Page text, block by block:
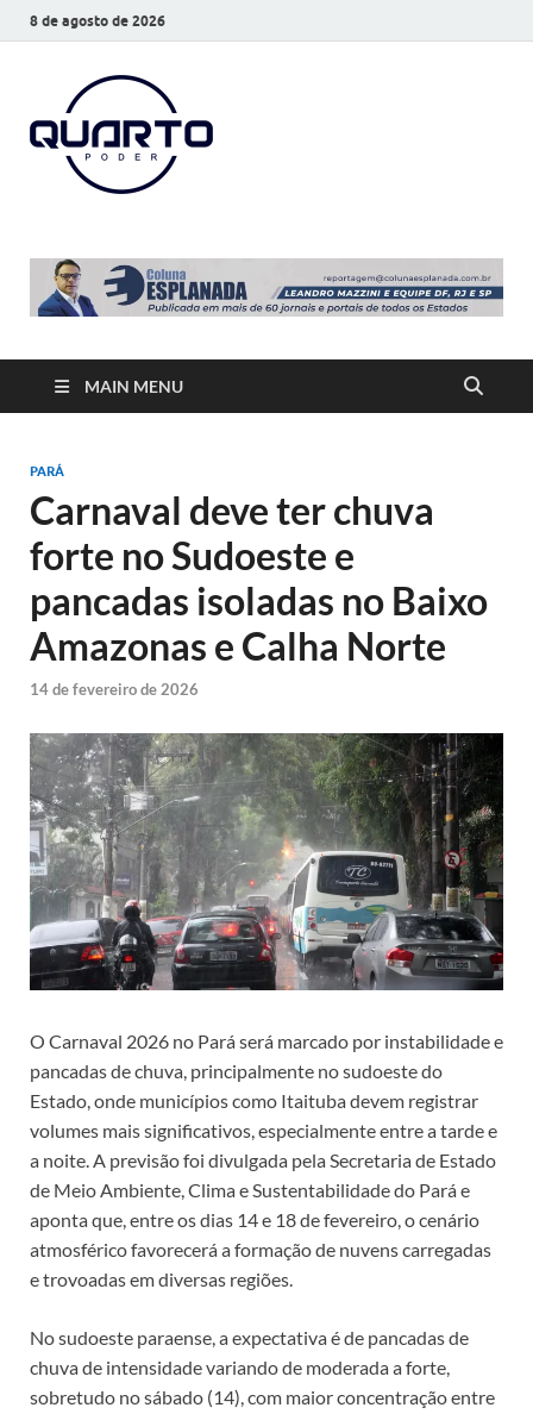
8 de agosto de 2026
MAIN MENU
PARÁ
Carnaval deve ter chuva
forte no Sudoeste e
pancadas isoladas no Baixo
Amazonas e Calha Norte
14 de fevereiro de 2026
O Carnaval 2026 no Pará será marcado por instabilidade e
pancadas de chuva, principalmente no sudoeste do
Estado, onde municípios como Itaituba devem registrar
volumes mais significativos, especialmente entre a tarde e
a noite. A previsão foi divulgada pela Secretaria de Estado
de Meio Ambiente, Clima e Sustentabilidade do Pará e
aponta que, entre os dias 14 e 18 de fevereiro, o cenário
atmosférico favorecerá a formação de nuvens carregadas
e trovoadas em diversas regiões.
No sudoeste paraense, a expectativa é de pancadas de
chuva de intensidade variando de moderada a forte,
sobretudo no sábado (14), com maior concentração entre